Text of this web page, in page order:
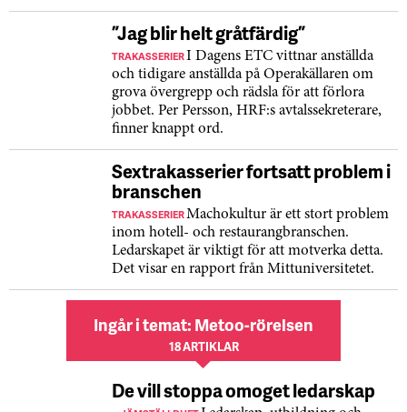
”Jag blir helt gråtfärdig”
TRAKASSERIERI Dagens ETC vittnar anställda
och tidigare anställda på Operakällaren om
grova övergrepp och rädsla för att förlora
jobbet. Per Persson, HRF:s avtalssekreterare,
finner knappt ord.
Sextrakasserier fortsatt problem i
branschen
TRAKASSERIERMachokultur är ett stort problem
inom hotell- och restaurangbranschen.
Ledarskapet är viktigt för att motverka detta.
Det visar en rapport från Mittuniversitetet.
Ingår i temat: Metoo-rörelsen
18 ARTIKLAR
De vill stoppa omoget ledarskap